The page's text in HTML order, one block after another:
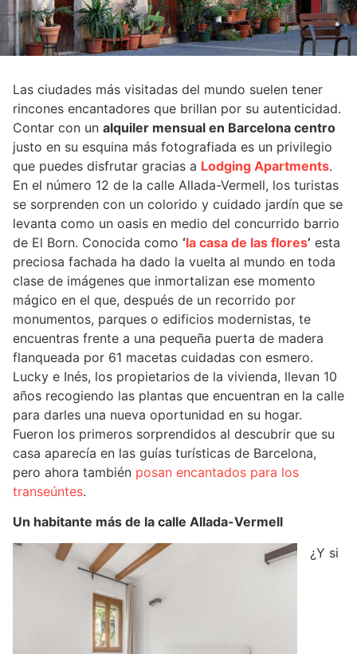
Las ciudades más visitadas del mundo suelen tener
rincones encantadores que brillan por su autenticidad.
Contar con un alquiler mensual en Barcelona centro
justo en su esquina más fotografiada es un privilegio
que puedes disfrutar gracias a Lodging Apartments.
En el número 12 de la calle Allada-Vermell, los turistas
se sorprenden con un colorido y cuidado jardín que se
levanta como un oasis en medio del concurrido barrio
de El Born. Conocida como ‘la casa de las flores’ esta
preciosa fachada ha dado la vuelta al mundo en toda
clase de imágenes que inmortalizan ese momento
mágico en el que, después de un recorrido por
monumentos, parques o edificios modernistas, te
encuentras frente a una pequeña puerta de madera
flanqueada por 61 macetas cuidadas con esmero.
Lucky e Inés, los propietarios de la vivienda, llevan 10
años recogiendo las plantas que encuentran en la calle
para darles una nueva oportunidad en su hogar.
Fueron los primeros sorprendidos al descubrir que su
casa aparecía en las guías turísticas de Barcelona,
pero ahora también posan encantados para los
transeúntes.
Un habitante más de la calle Allada-Vermell
¿Y si